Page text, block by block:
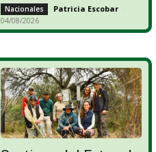
Nacionales Patricia Escobar -
04/08/2026